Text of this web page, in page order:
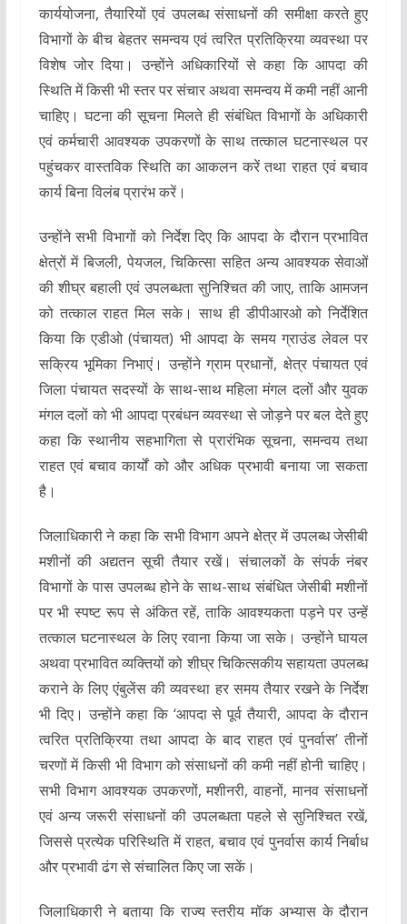
कार्ययोजना, तैयारियों एवं उपलब्ध संसाधनों की समीक्षा करते हुए
विभागों के बीच बेहतर समन्वय एवं त्वरित प्रतिक्रिया व्यवस्था पर
विशेष जोर दिया। उन्होंने अधिकारियों से कहा कि आपदा की
स्थिति में किसी भी स्तर पर संचार अथवा समन्वय में कमी नहीं आनी
चाहिए। घटना की सूचना मिलते ही संबंधित विभागों के अधिकारी
एवं कर्मचारी आवश्यक उपकरणों के साथ तत्काल घटनास्थल पर
पहुंचकर वास्तविक स्थिति का आकलन करें तथा राहत एवं बचाव
कार्य बिना विलंब प्रारंभ करें।
उन्होंने सभी विभागों को निर्देश दिए कि आपदा के दौरान प्रभावित
क्षेत्रों में बिजली, पेयजल, चिकित्सा सहित अन्य आवश्यक सेवाओं
की शीघ्र बहाली एवं उपलब्धता सुनिश्चित की जाए, ताकि आमजन
को तत्काल राहत मिल सके। साथ ही डीपीआरओ को निर्देशित
किया कि एडीओ (पंचायत) भी आपदा के समय ग्राउंड लेवल पर
सक्रिय भूमिका निभाएं। उन्होंने ग्राम प्रधानों, क्षेत्र पंचायत एवं
जिला पंचायत सदस्यों के साथ-साथ महिला मंगल दलों और युवक
मंगल दलों को भी आपदा प्रबंधन व्यवस्था से जोड़ने पर बल देते हुए
कहा कि स्थानीय सहभागिता से प्रारंभिक सूचना, समन्वय तथा
राहत एवं बचाव कार्यों को और अधिक प्रभावी बनाया जा सकता
है।
जिलाधिकारी ने कहा कि सभी विभाग अपने क्षेत्र में उपलब्ध जेसीबी
मशीनों की अद्यतन सूची तैयार रखें। संचालकों के संपर्क नंबर
विभागों के पास उपलब्ध होने के साथ-साथ संबंधित जेसीबी मशीनों
पर भी स्पष्ट रूप से अंकित रहें, ताकि आवश्यकता पड़ने पर उन्हें
तत्काल घटनास्थल के लिए रवाना किया जा सके। उन्होंने घायल
अथवा प्रभावित व्यक्तियों को शीघ्र चिकित्सकीय सहायता उपलब्ध
कराने के लिए एंबुलेंस की व्यवस्था हर समय तैयार रखने के निर्देश
भी दिए। उन्होंने कहा कि ‘आपदा से पूर्व तैयारी, आपदा के दौरान
त्वरित प्रतिक्रिया तथा आपदा के बाद राहत एवं पुनर्वास’ तीनों
चरणों में किसी भी विभाग को संसाधनों की कमी नहीं होनी चाहिए।
सभी विभाग आवश्यक उपकरणों, मशीनरी, वाहनों, मानव संसाधनों
एवं अन्य जरूरी संसाधनों की उपलब्धता पहले से सुनिश्चित रखें,
जिससे प्रत्येक परिस्थिति में राहत, बचाव एवं पुनर्वास कार्य निर्बाध
और प्रभावी ढंग से संचालित किए जा सकें।
जिलाधिकारी ने बताया कि राज्य स्तरीय मॉक अभ्यास के दौरान